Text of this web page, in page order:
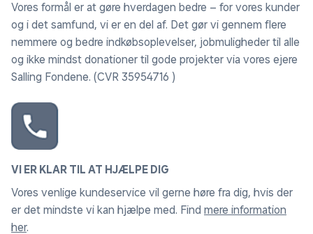
1,9 meter Ø36 mm sugeslange med
sugestyrkeregulering og rørbøjning
Drejeled på støvsugerslangen
maskinen
Tilbehørsholdere
Vores formål er at gøre hverdagen bedre – for vores kunder
og i det samfund, vi er en del af. Det gør vi gennem flere
nemmere og bedre indkøbsoplevelser, jobmuligheder til alle
og ikke mindst donationer til gode projekter via vores ejere
Salling Fondene. (CVR 35954716 )
VI ER KLAR TIL AT HJÆLPE DIG
Vores venlige kundeservice vil gerne høre fra dig, hvis der
er det mindste vi kan hjælpe med. Find mere information
her.